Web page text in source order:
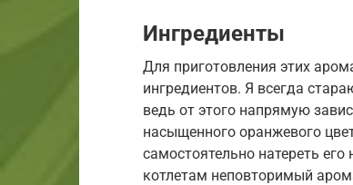
Ингредиенты
Для приготовления этих
ингредиентов. Я всегда
ведь от этого напрямую
насыщенного оранжевого
самостоятельно натереть
котлетам неповторимый